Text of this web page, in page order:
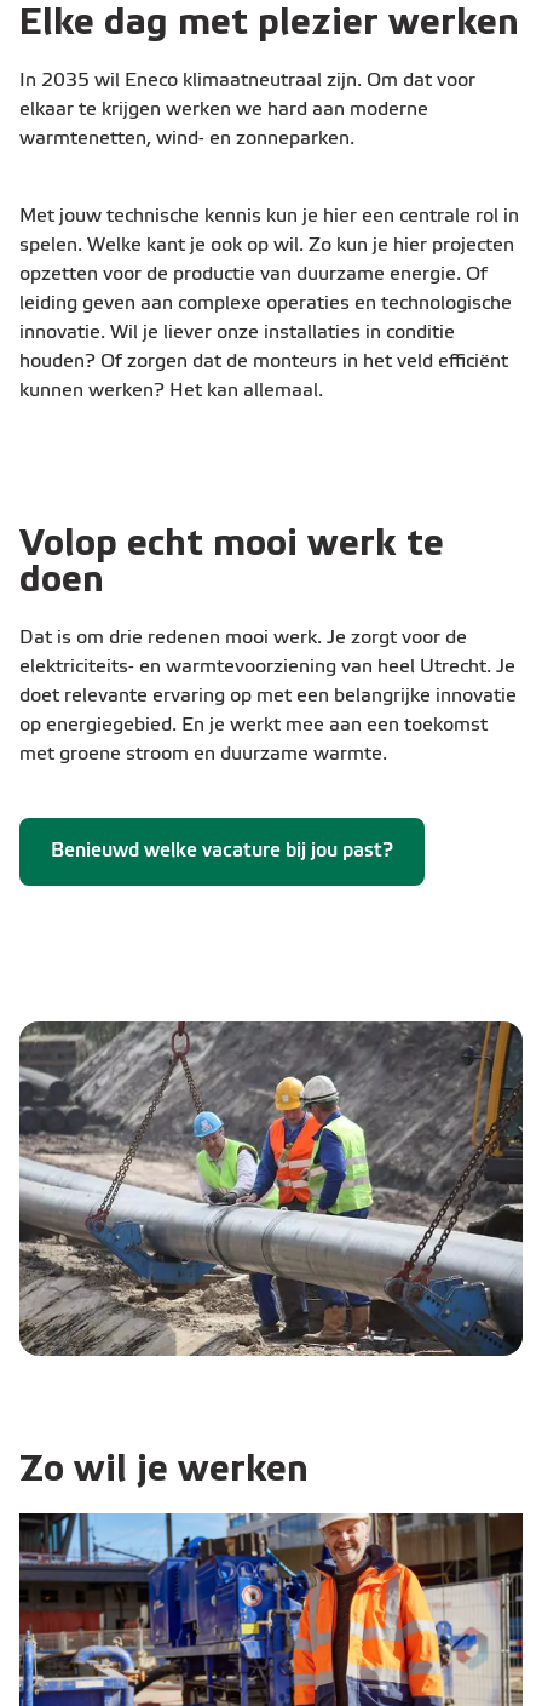
Elke dag met plezier werken
In 2035 wil Eneco klimaatneutraal zijn. Om dat voor
elkaar te krijgen werken we hard aan moderne
warmtenetten, wind- en zonneparken.
Met jouw technische kennis kun je hier een centrale rol in
spelen. Welke kant je ook op wil. Zo kun je hier projecten
opzetten voor de productie van duurzame energie. Of
leiding geven aan complexe operaties en technologische
innovatie. Wil je liever onze installaties in conditie
houden? Of zorgen dat de monteurs in het veld efficiënt
kunnen werken? Het kan allemaal.
Volop echt mooi werk te
doen
Dat is om drie redenen mooi werk. Je zorgt voor de
elektriciteits- en warmtevoorziening van heel Utrecht. Je
doet relevante ervaring op met een belangrijke innovatie
op energiegebied. En je werkt mee aan een toekomst
met groene stroom en duurzame warmte.
Benieuwd welke vacature bij jou past?
Zo wil je werken